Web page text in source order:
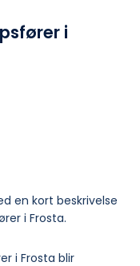
i
en kort beskrivelse
i Frosta.
i Frosta blir